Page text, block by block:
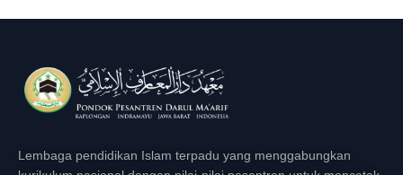
Lembaga pendidikan Islam terpadu yang menggabungkan